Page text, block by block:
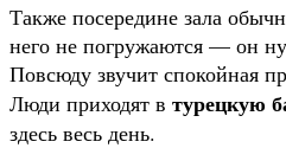
Также посередине зала
него не погружаются — он
Повсюду звучит спокойная
Люди приходят в турецкую
здесь весь день.